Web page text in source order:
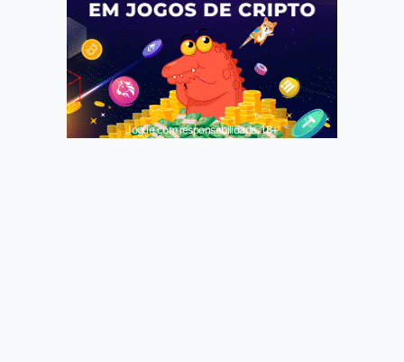
Jogue com responsabilidade. 18+